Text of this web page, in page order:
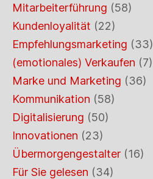
Mitarbeiterführung (58)
Kundenloyalität (22)
Empfehlungsmarketing (33)
(emotionales) Verkaufen (7)
Marke und Marketing (36)
Kommunikation (58)
Digitalisierung (50)
Innovationen (23)
Übermorgengestalter (16)
Für Sie gelesen (34)